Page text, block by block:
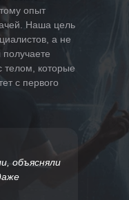
опыт
Наша цель
а не
телом, которые
с первого
объясняли